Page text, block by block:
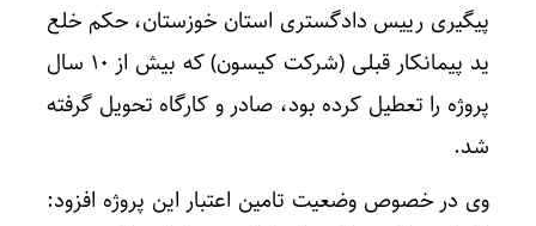
پیگیری رییس دادگستری استان خوزستان، حکم خلع
ید پیمانکار قبلی (شرکت کیسون) که بیش از ۱۰ سال
پروژه را تعطیل کرده بود، صادر و کارگاه تحویل گرفته
شد.
وی در خصوص وضعیت تامین اعتبار این پروژه افزود: